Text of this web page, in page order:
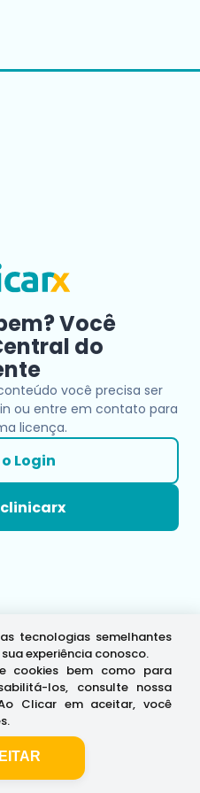
Você
do
você precisa ser
ou entre em contato para
licença.
Login
tecnologias semelhantes
experiência conosco.
cookies bem como para
los, consulte nossa
Clicar em aceitar, você